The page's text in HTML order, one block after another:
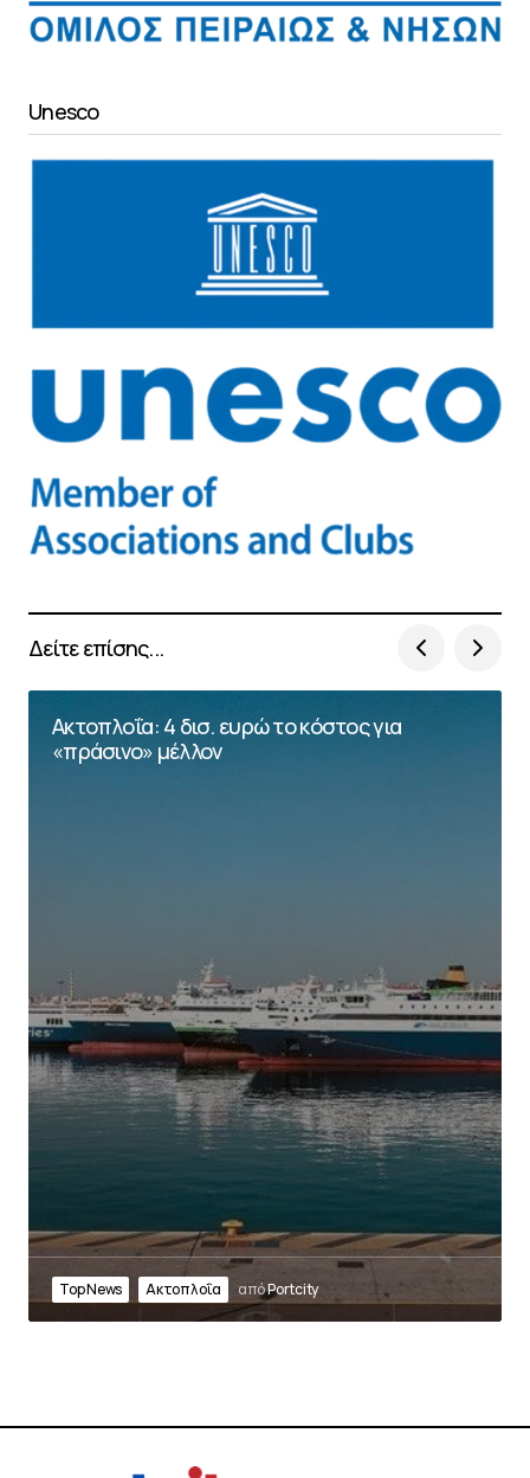
Unesco
Δείτε επίσης...
Ακτοπλοΐα: 4 δισ. ευρώ το κόστος για
«πράσινο» μέλλον
Top News Ακτοπλοΐα απόPortcity